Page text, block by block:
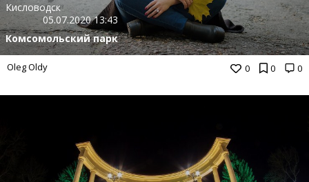
0 0 0
Кисловодск
05.07.2020 13:43
Комсомольский парк
Oleg Oldy